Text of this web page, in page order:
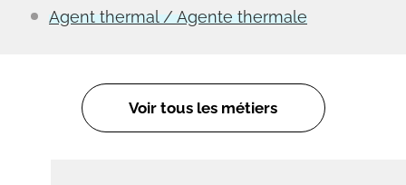
Agent thermal / Agente thermale
Voir tous les métiers